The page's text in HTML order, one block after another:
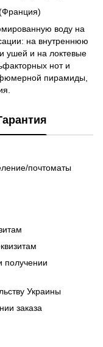
воду на
на внутреннюю
ушей и на локтевые
нот и
пирамиды,
почтоматы
получении
Украины
заказа